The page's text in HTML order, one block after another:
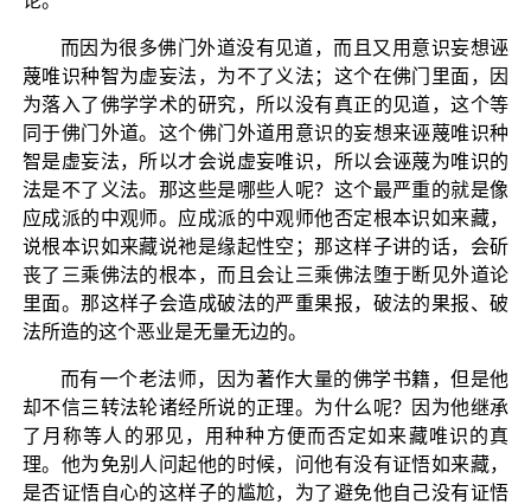
而因为很多佛门外道没有见道，而且又用意识妄想诬
蔑唯识种智为虚妄法，为不了义法；这个在佛门里面，因
为落入了佛学学术的研究，所以没有真正的见道，这个等
同于佛门外道。这个佛门外道用意识的妄想来诬蔑唯识种
智是虚妄法，所以才会说虚妄唯识，所以会诬蔑为唯识的
法是不了义法。那这些是哪些人呢？这个最严重的就是像
应成派的中观师。应成派的中观师他否定根本识如来藏，
说根本识如来藏说祂是缘起性空；那这样子讲的话，会斫
丧了三乘佛法的根本，而且会让三乘佛法堕于断见外道论
里面。那这样子会造成破法的严重果报，破法的果报、破
法所造的这个恶业是无量无边的。
而有一个老法师，因为著作大量的佛学书籍，但是他
却不信三转法轮诸经所说的正理。为什么呢？因为他继承
了月称等人的邪见，用种种方便而否定如来藏唯识的真
理。他为免别人问起他的时候，问他有没有证悟如来藏，
是否证悟自心的这样子的尴尬，为了避免他自己没有证悟